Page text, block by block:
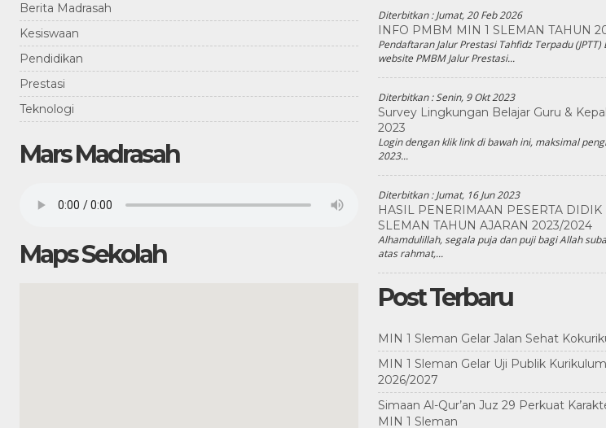
Berita Madrasah
Kesiswaan
Pendidikan
Prestasi
Teknologi
Mars Madrasah
Maps Sekolah
Diterbitkan :Jumat, 20 Feb 2026
INFO PMBM MIN 1 SLEMAN TAHUN
Pendaftaran Jalur Prestasi Tahfidz Terpadu
website PMBM Jalur Prestasi...
Diterbitkan :Senin, 9 Okt 2023
Survey Lingkungan Belajar Guru &
2023
Login dengan klik link di bawah ini, maksimal
2023...
Diterbitkan :Jumat, 16 Jun 2023
HASIL PENERIMAAN PESERTA DIDIK
SLEMAN TAHUN AJARAN 2023/2024
Alhamdulillah, segala puja dan puji bagi Allah
atas rahmat,...
Post Terbaru
MIN 1 Sleman Gelar Jalan Sehat
MIN 1 Sleman Gelar Uji Publik
2026/2027
Simaan Al-Qur’an Juz 29 Perkuat
MIN 1 Sleman